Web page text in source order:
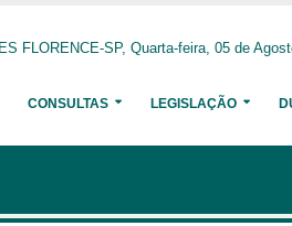
FLORENCE-SP, Quarta-feira, 05 de
CONSULTAS LEGISLAÇÃO